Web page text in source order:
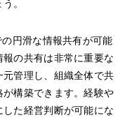
。
円滑な情報共有が可能
の共有は非常に重要な
管理し、組織全体で共
構築できます。経験や
た経営判断が可能にな